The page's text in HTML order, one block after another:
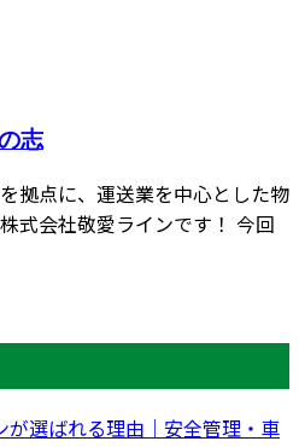
志
拠点に、運送業を中心とした物
式会社敬愛ラインです！ 今回
が選ばれる理由｜安全管理・車